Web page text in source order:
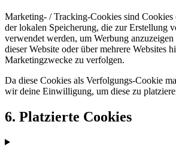
Marketing- / Tracking-Cookies sind Cookies
der lokalen Speicherung, die zur Erstellung
verwendet werden, um Werbung
dieser Website oder über mehrere Websites
Marketingzwecke zu verfolgen.
Da diese Cookies als Verfolgungs-Cookie
wir deine Einwilligung, um diese zu
6. Platzierte Cookies